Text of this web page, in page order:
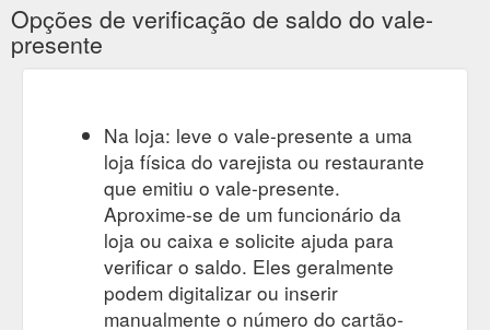
Opções de verificação de saldo do vale-
presente
Na loja: leve o vale-presente a uma
loja física do varejista ou restaurante
que emitiu o vale-presente.
Aproxime-se de um funcionário da
loja ou caixa e solicite ajuda para
verificar o saldo. Eles geralmente
podem digitalizar ou inserir
manualmente o número do cartão-